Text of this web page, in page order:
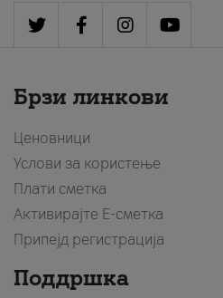
Брзи линкови
Ценовници
Услови за користење
Плати сметка
Активирајте Е-сметка
Припејд регистрација
Поддршка